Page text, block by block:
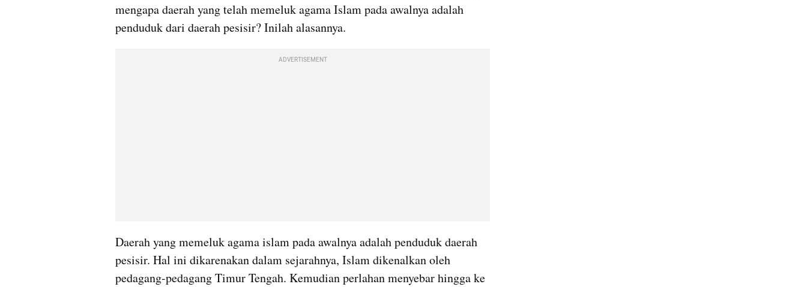
mengapa daerah yang telah memeluk agama Islam pada awalnya adalah
penduduk dari daerah pesisir? Inilah alasannya.
ADVERTISEMENT
Daerah yang memeluk agama islam pada awalnya adalah penduduk daerah
pesisir. Hal ini dikarenakan dalam sejarahnya, Islam dikenalkan oleh
pedagang-pedagang Timur Tengah. Kemudian perlahan menyebar hingga ke